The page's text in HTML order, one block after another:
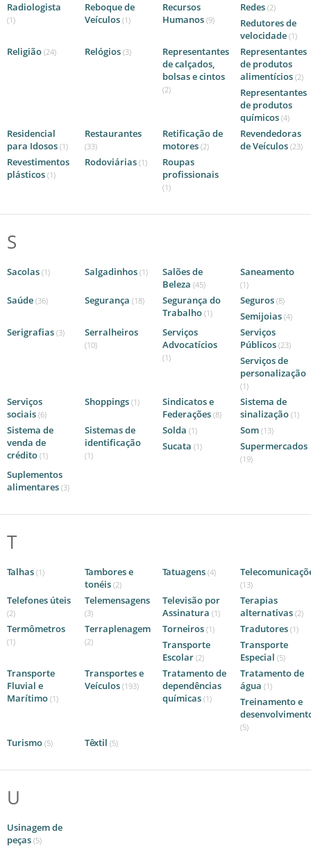
Radiologista
(1)
Reboque de
Veículos (1)
Recursos
Humanos (9)
Redes (2)
Redutores de
velocidade (1)
Religião (24) Relógios (3)
Representantes
de calçados,
bolsas e cintos
(2)
Representantes
de produtos
alimentícios (2)
Representantes
de produtos
químicos (4)
Residencial
para Idosos (1)
Restaurantes
(33)
Retificação de
motores (2)
Revendedoras
de Veículos (23)
Revestimentos
plásticos (1)
Rodoviárias (1)
Roupas
profissionais
(1)
S
Sacolas (1) Salgadinhos (1)
Salões de
Beleza (45)
Saneamento
(1)
Saúde (36) Segurança (18)
Segurança do
Trabalho (1)
Seguros (8)
Semijoias (4)
Serigrafias (3) Serralheiros
(10)
Serviços
Advocatícios
(1)
Serviços
Públicos (23)
Serviços de
personalização
(1)
Serviços
sociais (6)
Shoppings (1)
Sindicatos e
Federações (8)
Sistema de
sinalização (1)
Sistema de
venda de
crédito (1)
Sistemas de
identificação
(1)
Solda (1) Som (13)
Sucata (1) Supermercados
(19)
Suplementos
alimentares (3)
T
Talhas (1)
Tambores e
tonéis (2)
Tatuagens (4)
(13)
Telefones úteis
(2)
Telemensagens
(3)
Televisão por
Assinatura (1)
Terapias
alternativas (2)
Termômetros
(1)
Terraplenagem
(2)
Torneiros (1) Tradutores (1)
Transporte
Escolar (2)
Transporte
Especial (5)
Transporte
Fluvial e
Marítimo (1)
Transportes e
Veículos (193)
Tratamento de
dependências
químicas (1)
Tratamento de
água (1)
Treinamento e
(5)
Turismo (5) Têxtil (5)
U
Usinagem de
peças (5)